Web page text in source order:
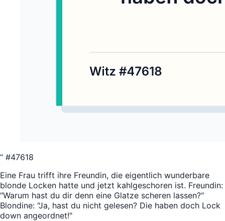
“ #47618
Eine Frau trifft ihre Freundin, die eigentlich wunderbare
blonde Locken hatte und jetzt kahlgeschoren ist. Freundin:
"Warum hast du dir denn eine Glatze scheren lassen?"
Blondine: "Ja, hast du nicht gelesen? Die haben doch Lock
down angeordnet!"